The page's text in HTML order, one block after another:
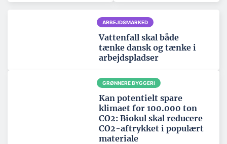
ARBEJDSMARKED
Vattenfall skal både
tænke dansk og tænke i
arbejdspladser
GRØNNERE BYGGERI
Kan potentielt spare
klimaet for 100.000 ton
CO2: Biokul skal reducere
CO2-aftrykket i populært
materiale